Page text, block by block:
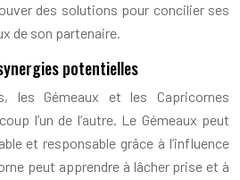
des solutions pour concilier ses
de son partenaire.
potentielles
les Gémeaux et les Capricornes
l’un de l’autre. Le Gémeaux peut
et responsable grâce à l’influence
peut apprendre à lâcher prise et à